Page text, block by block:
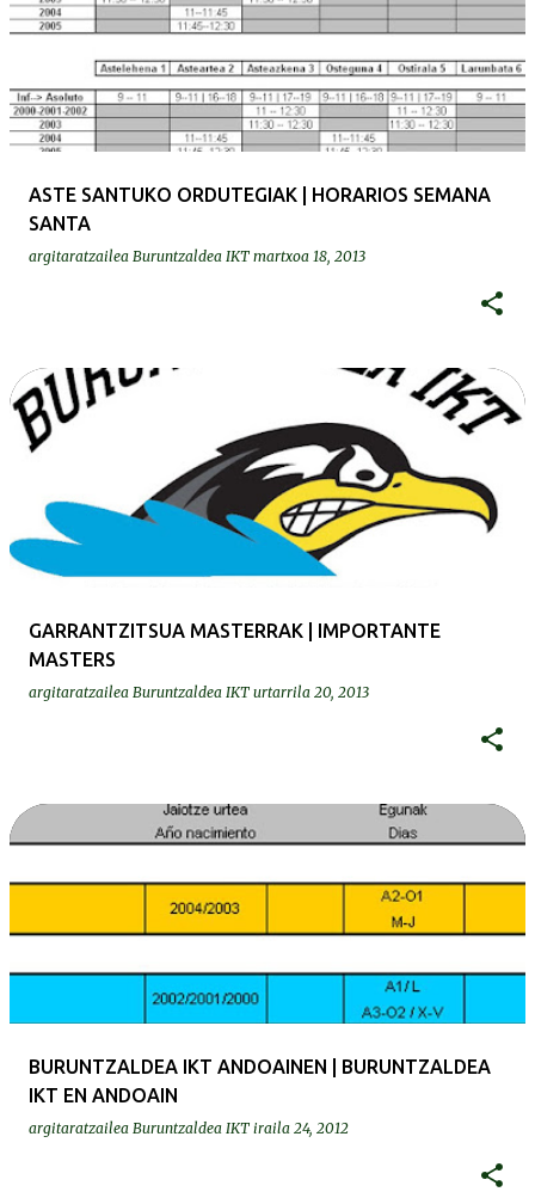
z
a
k
ASTE SANTUKO ORDUTEGIAK | HORARIOS SEMANA
SANTA
argitaratzailea Buruntzaldea IKT martxoa 18, 2013
GARRANTZITSUA MASTERRAK | IMPORTANTE
MASTERS
argitaratzailea Buruntzaldea IKT urtarrila 20, 2013
BURUNTZALDEA IKT ANDOAINEN | BURUNTZALDEA
IKT EN ANDOAIN
argitaratzailea Buruntzaldea IKT iraila 24, 2012